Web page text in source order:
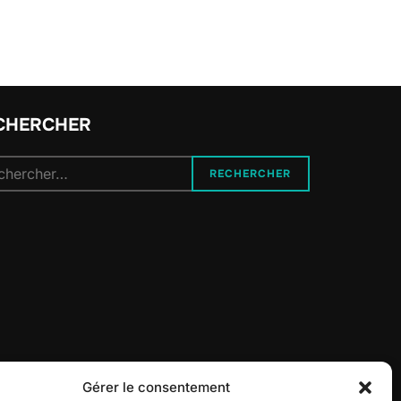
Gérer le consentement
:
RECHERCHER